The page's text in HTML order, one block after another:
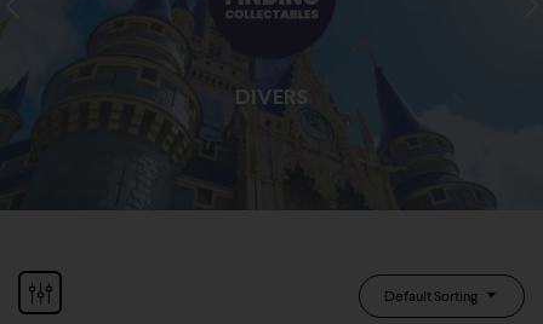
DIVERS
Default Sorting